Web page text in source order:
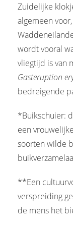
Zuidelijke
algemeen
wordt vooral
vliegtijd is van
Gasteruption
bedreigende
*Buikschuier:
een
soorten wilde
**Een
verspreiding
de mens het